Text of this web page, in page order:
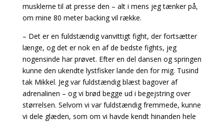
musklerne til at presse den – alt i mens jeg tænker på,
om mine 80 meter backing vil række.
– Det er en fuldstændig vanvittigt fight, der fortsætter
længe, og det er nok en af de bedste fights, jeg
nogensinde har prøvet. Efter en del dansen og springen
kunne den ukendte lystfisker lande den for mig. Tusind
tak Mikkel. Jeg var fuldstændig blæst bagover af
adrenalinen – og vi brød begge ud i begejstring over
størrelsen. Selvom vi var fuldstændig fremmede, kunne
vi dele glæden, som om vi havde kendt hinanden hele